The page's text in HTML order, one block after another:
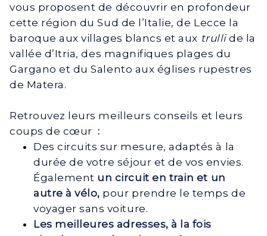
vous proposent de découvrir en profondeur
cette région du Sud de l’Italie, de Lecce la
baroque aux villages blancs et aux trullide la
vallée d’Itria, des magnifiques plages du
Gargano et du Salento aux églises rupestres
de Matera.
Retrouvez leurs meilleurs conseils et leurs
coups de cœur :
Des circuits sur mesure, adaptés à la
durée de votre séjour et de vos envies.
Également un circuit en train et un
autre à vélo, pour prendre le temps de
voyager sans voiture.
Les meilleures adresses, à la fois